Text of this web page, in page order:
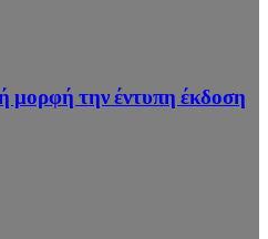
μορφή την έντυπη έκδοση